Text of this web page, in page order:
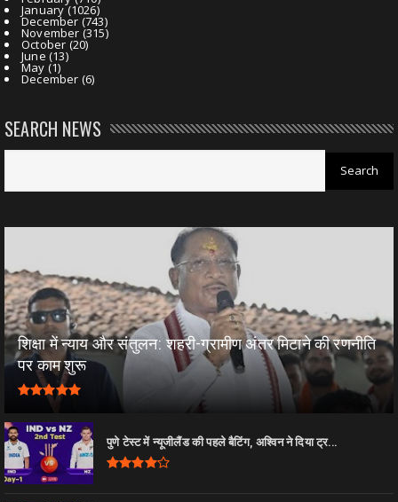
January(1026)
December (743)
November (315)
October (20)
June (13)
May (1)
December (6)
SEARCH NEWS
शिक्षा में न्याय और संतुलन: शहरी-ग्रामीण अंतर मिटाने की रणनीति
पर काम शुरू
पुणे टेस्ट में न्यूजीलैंड की पहले बैटिंग, अश्विन ने दिया ट्र...